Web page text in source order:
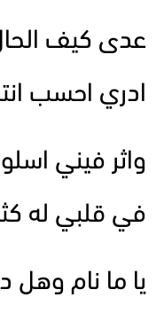
عدى كيف
ادري احسب
واثر فيني
في قلبي له
يا ما نام